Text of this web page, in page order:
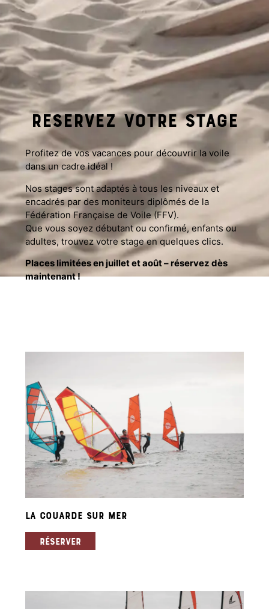
RESERVEz VOTRE STAGE
Profitez de vos vacances pour découvrir la voile
dans un cadre idéal !
Nos stages sont adaptés à tous les niveaux et
encadrés par des moniteurs diplômés de la
Fédération Française de Voile (FFV).
Que vous soyez débutant ou confirmé, enfants ou
adultes, trouvez votre stage en quelques clics.
Places limitées en juillet et août – réservez dès
maintenant !
LA COUARDE SUR MER
RÉSERVER